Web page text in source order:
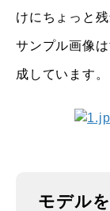
けにちょっと
サンプル画像
成しています。
モデル